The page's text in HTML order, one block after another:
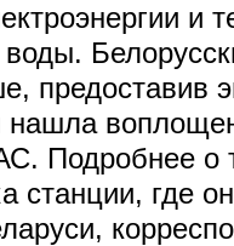
и
предоставив
нашла
Подробнее о
станции, где